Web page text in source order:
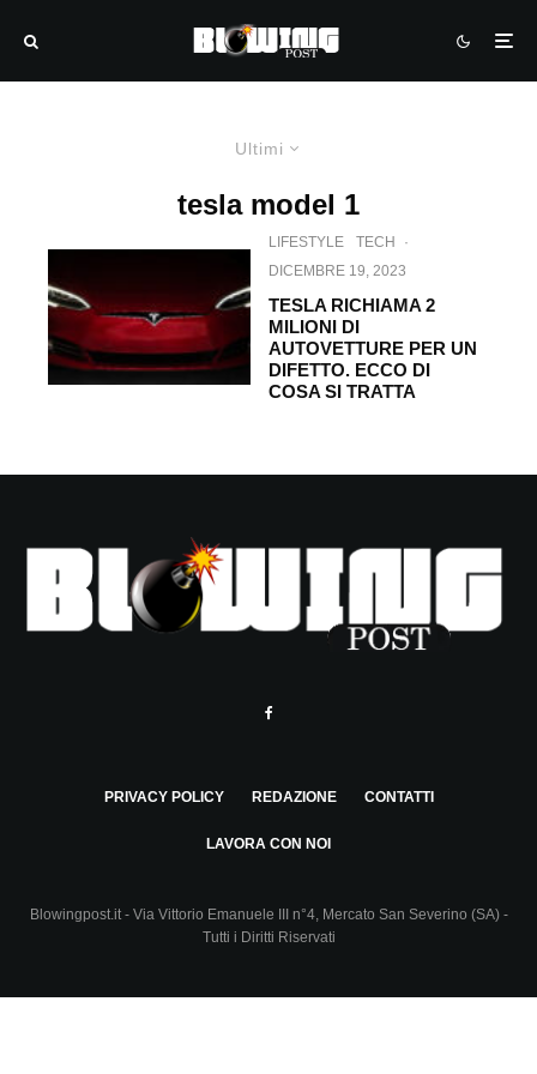
Ultimi
tesla model 1
LIFESTYLE TECH
·
DICEMBRE 19, 2023
TESLA RICHIAMA 2
MILIONI DI
AUTOVETTURE PER UN
DIFETTO. ECCO DI
COSA SI TRATTA
PRIVACY POLICY REDAZIONE CONTATTI
LAVORA CON NOI
Blowingpost.it - Via Vittorio Emanuele III n°4, Mercato San Severino (SA) -
Tutti i Diritti Riservati